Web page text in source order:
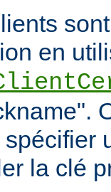
en
la clé